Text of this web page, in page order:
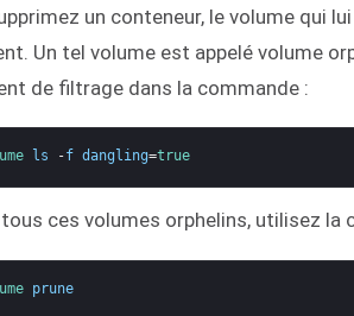
un conteneur, le volume qui
Un tel volume est appelé volume
de filtrage dans la commande :
ls -f dangling=true
ces volumes orphelins, utilisez la
prune